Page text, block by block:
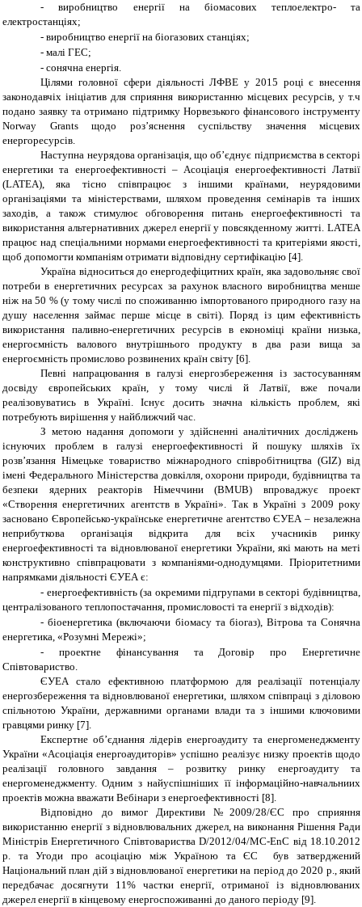
-
виробництво енергії на біомасових теплоелектро- та
електростанціях;
- виробництво енергії на біогазових станціях;
- малі ГЕС;
- сонячна енергія.
Цілями головної сфери діяльності ЛФВЕ у 2015 році є внесення
законодавчіх ініціатив для сприяння використанню місцевих ресурсів, у т.ч
подано заявку та отримано підтримку Норвезького фінансового інструменту
Norway Grants щодо роз’яснення суспільству значення місцевих
енергоресурсів.
Наступна неурядова організація, що об’єднує підприємства в секторі
енергетики та енергоефективності – Асоціація енергоефективності Латвії
(LATEA), яка тісно співпрацює з іншими країнами, неурядовими
організаціями та міністерствами, шляхом проведення семінарів та інших
заходів, а також стимулює обговорення питань енергоефективності та
використання альтернативних джерел енергії у повсякденному житті. LATEA
працює над спеціальними нормами енергоефективності та критеріями якості,
щоб допомогти компаніям отримати відповідну сертифікацію [4].
Україна відноситься до енергодефіцитних країн, яка задовольняє свої
потреби в енергетичних ресурсах за рахунок власного виробництва менше
ніж на 50 % (у тому числі по споживанню імпортованого природного газу на
душу населення займає перше місце в світі). Поряд із цим ефективність
використання паливно-енергетичних ресурсів в економіці країни низька,
енергоємність валового внутрішнього продукту в два рази вища за
енергоємність промислово розвинених країн світу [6].
Певні напрацювання в галузі енергозбереження із застосуванням
досвіду європейських країн, у тому числі й Латвії, вже почали
реалізовуватись в Україні. Існує досить значна кількість проблем, які
потребують вирішення у найближчий час.
З метою надання допомоги у здійсненні аналітичних досліджень
існуючих проблем в галузі енергоефективності й пошуку шляхів їх
розв’язання Німецьке товариство міжнародного співробітництва (GIZ) від
імені Федерального Міністерства довкілля, охорони природи, будівництва та
безпеки ядерних реакторів Німеччини (BMUB) впроваджує проект
«Створення енергетичних агентств в Україні». Так в Україні з 2009 року
засновано Європейсько-українське енергетичне агентствоЄУЕА – незалежна
неприбуткова організація відкрита для всіх учасників ринку
енергоефективності та відновлюваної енергетики України, які мають на меті
конструктивно співпрацювати з компаніями-однодумцями. Пріоритетними
напрямками діяльності ЄУЕА є:
- енергоефективність (за окремими підгрупами в секторі будівництва,
централізованого теплопостачання, промисловості та енергії з відходів):
- біоенергетика (включаючи біомасу та біогаз), Вітрова та Сонячна
енергетика, «Розумні Мережі»;
-
проектне фінансування та Договір про Енергетичне
Співтовариство.
ЄУЕА стало ефективною платформою для реалізації потенціалу
енергозбереження та відновлюваної енергетики, шляхом співпраці з діловою
спільнотою України, державними органами влади та з іншими ключовими
гравцями ринку [7].
Експертне об’єднання лідерів енергоаудиту та енергоменеджменту
України «Асоціація енергоаудиторів» успішно реалізує низку проектів щодо
реалізації головного завдання – розвитку ринку енергоаудиту та
енергоменеджменту. Одним з найуспішніших її інформаційно-навчальниих
проектів можна вважати Вебінари з енергоефективності [8].
Відповідно до вимог Директиви №2009/28/ЄС про сприяння
використанню енергії з відновлювальних джерел, на виконання Рішення Ради
Міністрів Енергетичного Співтовариства D/2012/04/MC-EnC від 18.10.2012
р. та Угоди про асоціацію між Україною та ЄС був затверджений
Національний план дій з відновлюваної енергетики на період до 2020 р., який
передбачає досягнути 11% частки енергії, отриманої із відновлюваних
джерел енергії в кінцевому енергоспоживанні до даного періоду [9].